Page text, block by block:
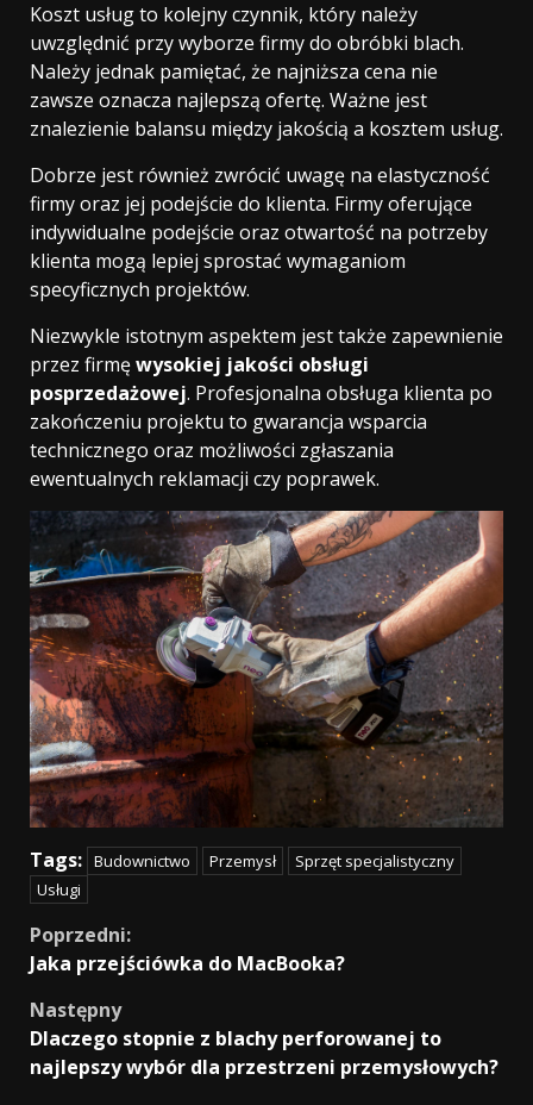
Koszt usług to kolejny czynnik, który należy
uwzględnić przy wyborze firmy do obróbki blach.
Należy jednak pamiętać, że najniższa cena nie
zawsze oznacza najlepszą ofertę. Ważne jest
znalezienie balansu między jakością a kosztem usług.
Dobrze jest również zwrócić uwagę na elastyczność
firmy oraz jej podejście do klienta. Firmy oferujące
indywidualne podejście oraz otwartość na potrzeby
klienta mogą lepiej sprostać wymaganiom
specyficznych projektów.
Niezwykle istotnym aspektem jest także zapewnienie
przez firmęwysokiej jakości obsługi
posprzedażowej. Profesjonalna obsługa klienta po
zakończeniu projektu to gwarancja wsparcia
technicznego oraz możliwości zgłaszania
ewentualnych reklamacji czy poprawek.
Tags: Budownictwo Przemysł
Sprzęt specjalistyczny
Usługi
Continue
Reading
Poprzedni:
Jaka przejściówka do MacBooka?
Następny
Dlaczego stopnie z blachy perforowanej to
najlepszy wybór dla przestrzeni przemysłowych?